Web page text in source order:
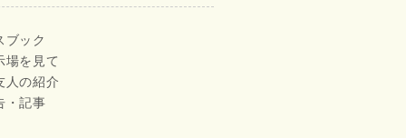
ブック
場を見て
人の紹介
・記事